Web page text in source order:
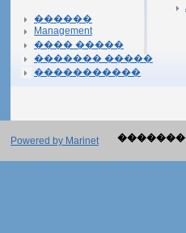
������
Management
���� �����
������� �����
�����������
Powered by Marinet